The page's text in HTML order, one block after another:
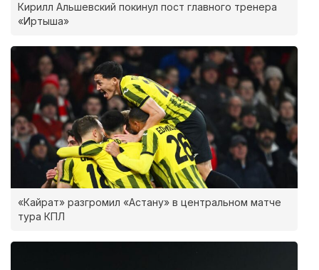
Кирилл Альшевский покинул пост главного тренера
«Иртыша»
«Кайрат» разгромил «Астану» в центральном матче
тура КПЛ